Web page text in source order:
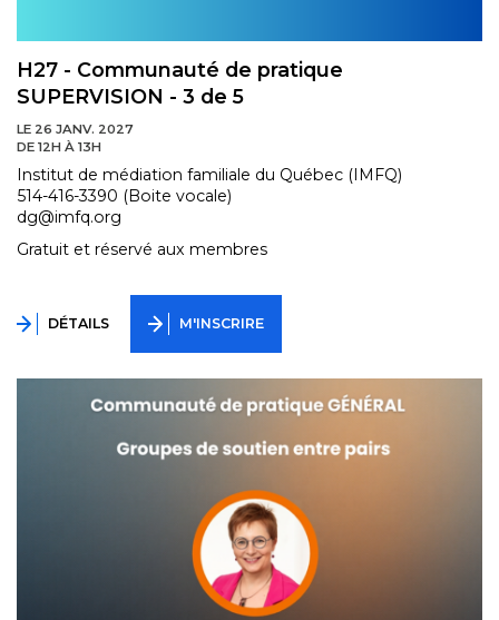
H27 - Communauté de pratique
SUPERVISION - 3 de 5
LE 26 JANV. 2027
DE 12H À 13H
Institut de médiation familiale du Québec (IMFQ)
514-416-3390 (Boite vocale)
dg@imfq.org
Gratuit et réservé aux membres
DÉTAILS M'INSCRIRE